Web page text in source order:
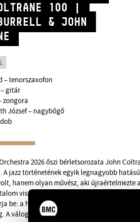
100 |
& JOHN
– tenorszaxofon
gitár
zongora
József – nagybőgő
2026 őszi bérletsorozata John
jazz történetének egyik legnagyobb
hanem olyan művész, aki újraértelmezte
viszonyát. A négy koncertből álló
be: a hard bop gyökerektől a standardek
A válogatott albumok nemcsak